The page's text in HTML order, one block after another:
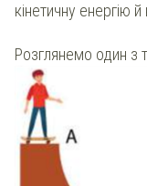
кінетичну енергію
Розглянемо один з